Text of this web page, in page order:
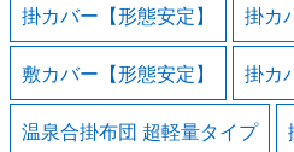
掛カバー【形態安定】 掛カ
敷カバー【形態安定】 掛カ
温泉合掛布団 超軽量タイプ